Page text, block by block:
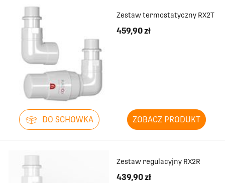
Zestaw termostatyczny RX2T
459,90 zł
DO SCHOWKA ZOBACZ PRODUKT
Zestaw regulacyjny RX2R
439,90 zł